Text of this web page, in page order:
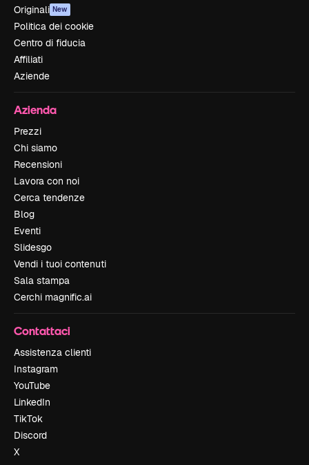
Originali New
Politica dei cookie
Centro di fiducia
Affiliati
Aziende
Azienda
Prezzi
Chi siamo
Recensioni
Lavora con noi
Cerca tendenze
Blog
Eventi
Slidesgo
Vendi i tuoi contenuti
Sala stampa
Cerchi magnific.ai
Contattaci
Assistenza clienti
Instagram
YouTube
LinkedIn
TikTok
Discord
X